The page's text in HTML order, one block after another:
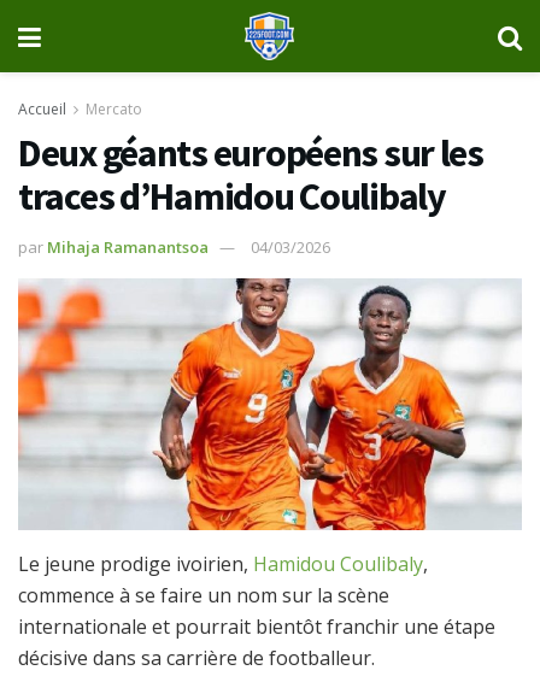
Accueil Mercato
Deux géants européens sur les
traces d’Hamidou Coulibaly
par Mihaja Ramanantsoa 04/03/2026
Le jeune prodige ivoirien, Hamidou Coulibaly,
commence à se faire un nom sur la scène
internationale et pourrait bientôt franchir une étape
décisive dans sa carrière de footballeur.